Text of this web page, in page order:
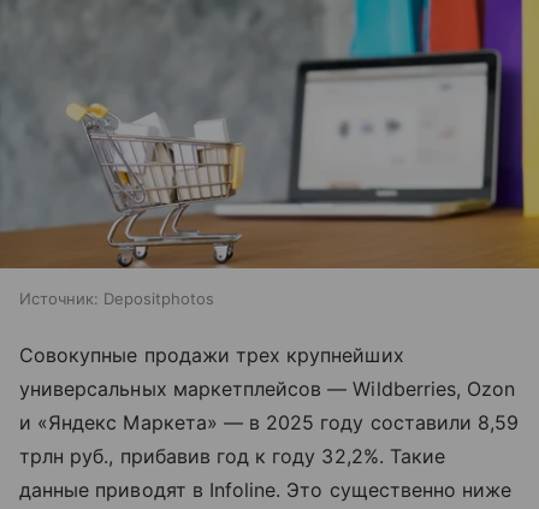
Источник: Depositphotos
Совокупные продажи трех крупнейших
универсальных маркетплейсов — Wildberries, Ozon
и «Яндекс Маркета» — в 2025 году составили 8,59
трлн руб., прибавив год к году 32,2%. Такие
данные приводят в Infoline. Это существенно ниже